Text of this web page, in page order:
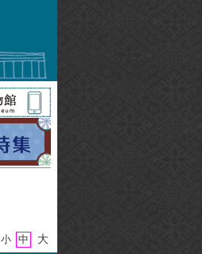
小 中 大